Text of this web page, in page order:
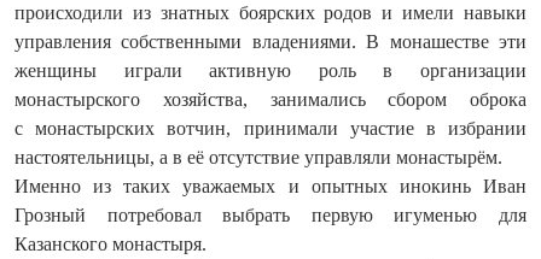
происходили из знатных боярских родов и имели навыки
управления собственными владениями. В монашестве эти
женщины играли активную роль в организации
монастырского хозяйства, занимались сбором оброка
с монастырских вотчин, принимали участие в избрании
настоятельницы, а в её отсутствие управляли монастырём.
Именно из таких уважаемых и опытных инокинь Иван
Грозный потребовал выбрать первую игуменью для
Казанского монастыря.